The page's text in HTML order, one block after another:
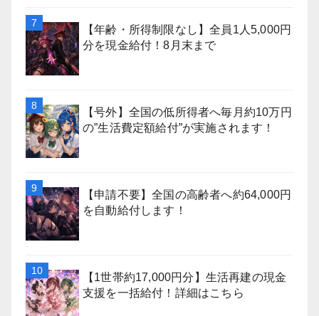
【年齢・所得制限なし】全員1人5,000円
分を現金給付！8月末まで
【号外】全国の低所得者へ毎月約10万円
の”生活費定額給付”が実施されます！
【申請不要】全国の高齢者へ約64,000円
を自動給付します！
【1世帯約17,000円分】生活再建の現金
支援を一括給付！詳細はこちら